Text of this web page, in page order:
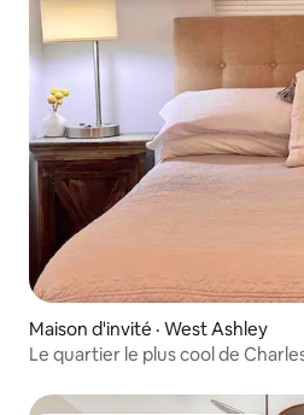
Maison d'invité · West Ashley
Le quartier le plus cool de